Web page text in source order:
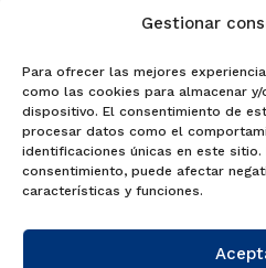
Gestionar
Para ofrecer las mejores
como las cookies para almacenar
dispositivo. El consentimiento de
procesar datos como el
identificaciones únicas en este
consentimiento, puede afectar
características y funciones.
Becas Examia
Contacto
CERTIFICACIONES
Linguaskill
Cambridge English
EXAMÍNATE
Matricúlate con